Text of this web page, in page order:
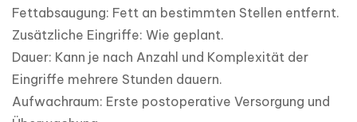
Fettabsaugung: Fett an bestimmten Stellen entfernt.
Zusätzliche Eingriffe: Wie geplant.
Dauer: Kann je nach Anzahl und Komplexität der
Eingriffe mehrere Stunden dauern.
Aufwachraum: Erste postoperative Versorgung und